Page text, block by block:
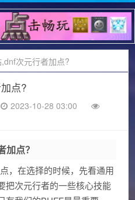
次元行者加点?
点?
2023-10-28 03:00
点？
，在选择的时候，先看通用
把次元行者的一些核心技能